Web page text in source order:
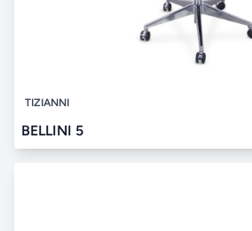
TIZIANNI
BELLINI 5